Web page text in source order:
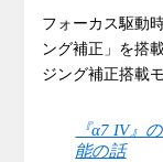
フォーカス駆動
ング補正」を搭
ジング補正搭載
『α7 IV』
能の話